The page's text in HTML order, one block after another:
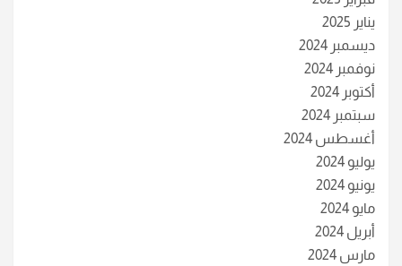
يناير 2025
ديسمبر 2024
نوفمبر 2024
أكتوبر 2024
سبتمبر 2024
أغسطس 2024
يوليو 2024
يونيو 2024
مايو 2024
أبريل 2024
مارس 2024